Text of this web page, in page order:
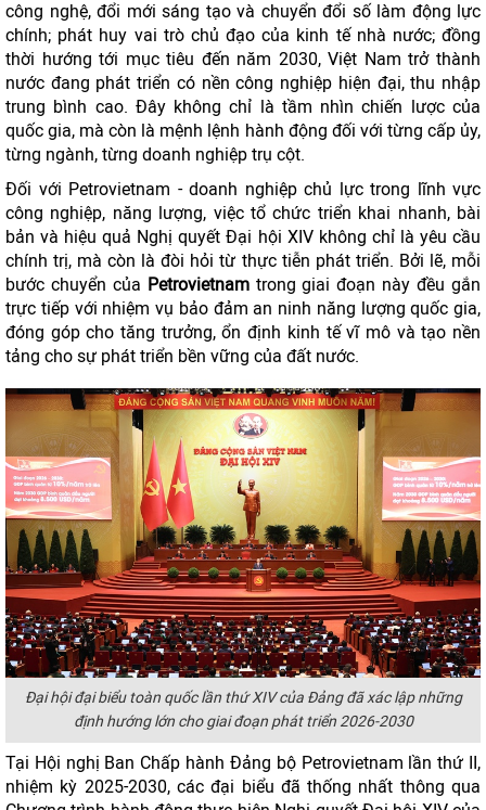
công nghệ, đổi mới sáng tạo và chuyển đổi số làm động lực
chính; phát huy vai trò chủ đạo của kinh tế nhà nước; đồng
thời hướng tới mục tiêu đến năm 2030, Việt Nam trở thành
nước đang phát triển có nền công nghiệp hiện đại, thu nhập
trung bình cao. Đây không chỉ là tầm nhìn chiến lược của
quốc gia, mà còn là mệnh lệnh hành động đối với từng cấp ủy,
từng ngành, từng doanh nghiệp trụ cột.
Đối với Petrovietnam - doanh nghiệp chủ lực trong lĩnh vực
công nghiệp, năng lượng, việc tổ chức triển khai nhanh, bài
bản và hiệu quả Nghị quyết Đại hội XIV không chỉ là yêu cầu
chính trị, mà còn là đòi hỏi từ thực tiễn phát triển. Bởi lẽ, mỗi
bước chuyển của Petrovietnam trong giai đoạn này đều gắn
trực tiếp với nhiệm vụ bảo đảm an ninh năng lượng quốc gia,
đóng góp cho tăng trưởng, ổn định kinh tế vĩ mô và tạo nền
tảng cho sự phát triển bền vững của đất nước.
Đại hội đại biểu toàn quốc lần thứ XIV của Đảng đã xác lập những
định hướng lớn cho giai đoạn phát triển 2026-2030
Tại Hội nghị Ban Chấp hành Đảng bộ Petrovietnam lần thứ II,
nhiệm kỳ 2025-2030, các đại biểu đã thống nhất thông qua